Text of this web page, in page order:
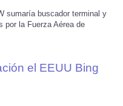
sumaría buscador terminal y
por la Fuerza Aérea de
el EEUU Bing